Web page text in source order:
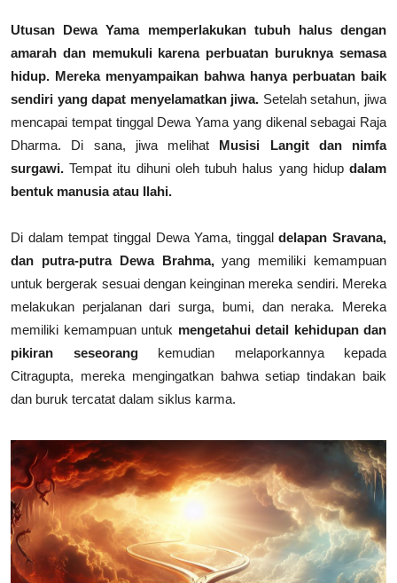
Utusan Dewa Yama memperlakukan tubuh halus dengan
amarah dan memukuli karena perbuatan buruknya semasa
hidup. Mereka menyampaikan bahwa hanya perbuatan baik
sendiri yang dapat menyelamatkan jiwa. Setelah setahun, jiwa
mencapai tempat tinggal Dewa Yama yang dikenal sebagai Raja
Dharma. Di sana, jiwa melihat Musisi Langit dan nimfa
surgawi. Tempat itu dihuni oleh tubuh halus yang hidup dalam
bentuk manusia atau Ilahi.
Di dalam tempat tinggal Dewa Yama, tinggaldelapan Sravana,
dan putra-putra Dewa Brahma,yang memiliki kemampuan
untuk bergerak sesuai dengan keinginan mereka sendiri. Mereka
melakukan perjalanan dari surga, bumi, dan neraka. Mereka
memiliki kemampuan untuk mengetahui detail kehidupan dan
pikiran seseorangkemudian melaporkannya kepada
Citragupta, mereka mengingatkan bahwa setiap tindakan baik
dan buruk tercatat dalam siklus karma.